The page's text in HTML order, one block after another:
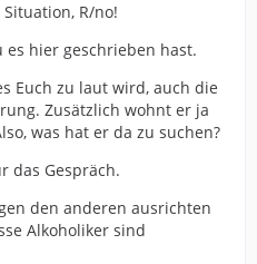
R/no!
es hier geschrieben hast.
Euch zu laut wird, auch die
Zusätzlich wohnt er ja
was hat er da zu suchen?
das Gespräch.
den anderen ausrichten
Alkoholiker sind